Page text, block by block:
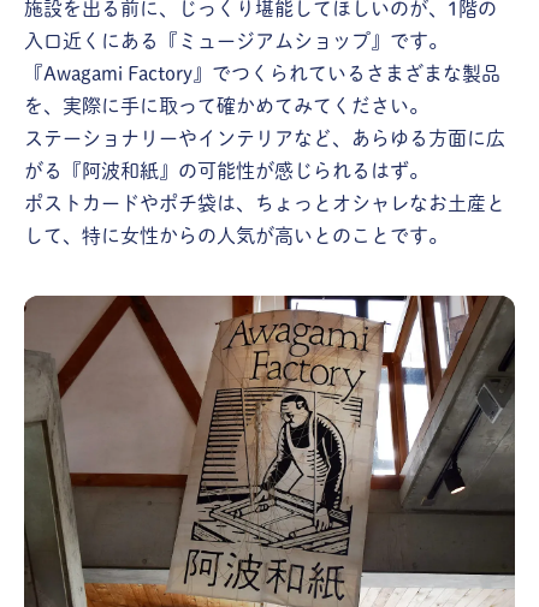
施設を出る前に、じっくり堪能してほしいのが、1階の
入口近くにある『ミュージアムショップ』です。
『Awagami Factory』でつくられているさまざまな製品
を、実際に手に取って確かめてみてください。
ステーショナリーやインテリアなど、あらゆる方面に広
がる『阿波和紙』の可能性が感じられるはず。
ポストカードやポチ袋は、ちょっとオシャレなお土産と
して、特に女性からの人気が高いとのことです。